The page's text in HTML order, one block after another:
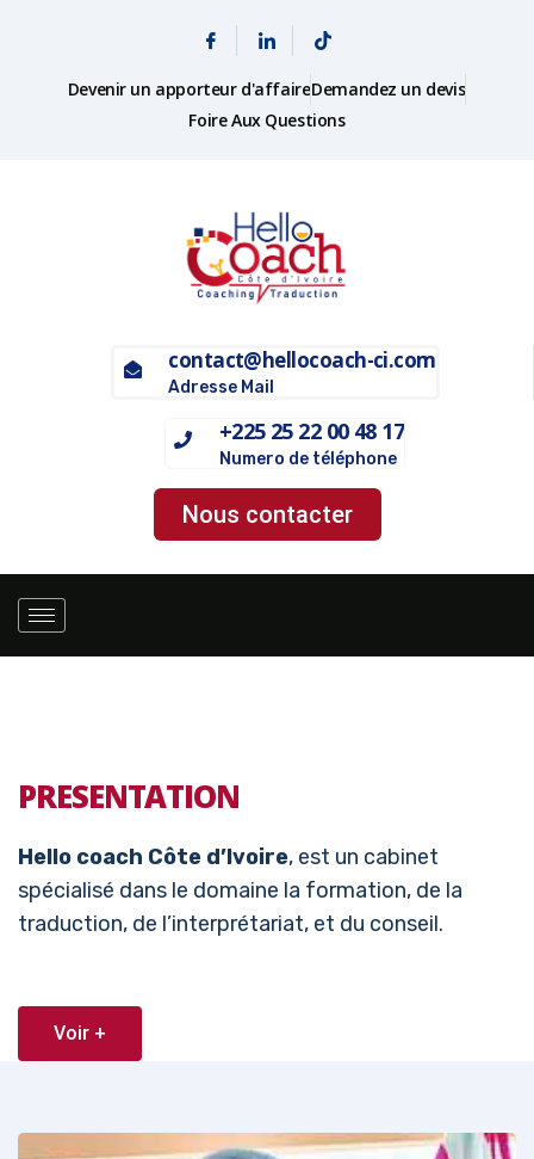
Devenir un apporteur d'affaireDemandez un devis
Foire Aux Questions
contact@hellocoach-ci.com
Adresse Mail
+225 25 22 00 48 17
Numero de téléphone
Nous contacter
PRESENTATION
Hello coach Côte d’Ivoire, est un cabinet
spécialisé dans le domaine la formation, de la
traduction, de l’interprétariat, et du conseil.
Voir +